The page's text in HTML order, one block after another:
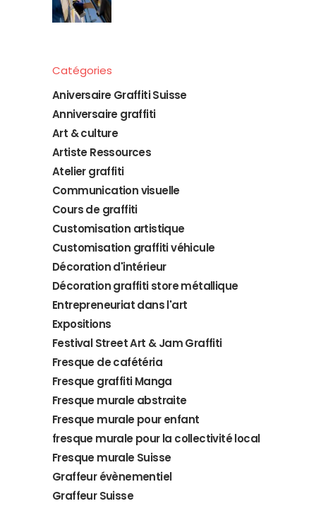
Catégories
Aniversaire Graffiti Suisse
Anniversaire graffiti
Art & culture
Artiste Ressources
Atelier graffiti
Communication visuelle
Cours de graffiti
Customisation artistique
Customisation graffiti véhicule
Décoration d'intérieur
Décoration graffiti store métallique
Entrepreneuriat dans l'art
Expositions
Festival Street Art & Jam Graffiti
Fresque de cafétéria
Fresque graffiti Manga
Fresque murale abstraite
Fresque murale pour enfant
fresque murale pour la collectivité local
Fresque murale Suisse
Graffeur évènementiel
Graffeur Suisse